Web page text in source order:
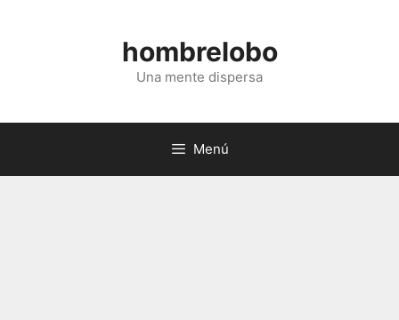
hombrelobo
Una mente dispersa
Menú